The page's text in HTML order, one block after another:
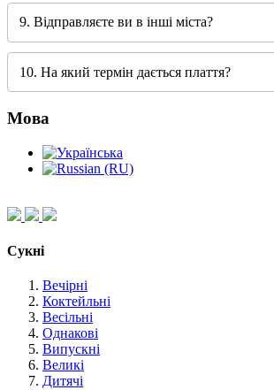
9. Відправляєте ви в інші міста?
10. На який термін дається плаття?
Мова
Сукні
Вечірні
Коктейльні
Весільні
Однакові
Випускні
Великі
Дитячі